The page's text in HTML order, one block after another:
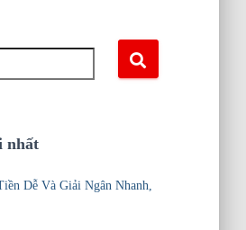
nhất
Dễ Và Giải Ngân Nhanh,